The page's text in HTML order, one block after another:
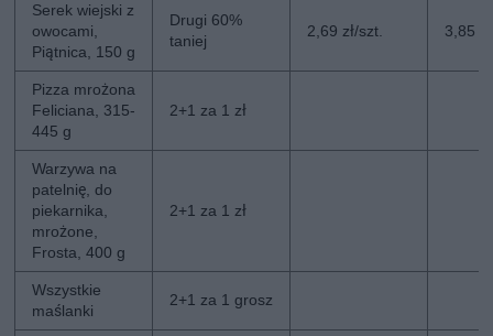
Serek wiejski z
owocami,
Piątnica, 150 g
Drugi 60%
taniej
2,69 zł/szt. 3,85
Pizza mrożona
Feliciana, 315-
445 g
2+1 za 1 zł
Warzywa na
patelnię, do
piekarnika,
mrożone,
Frosta, 400 g
2+1 za 1 zł
Wszystkie
maślanki
2+1 za 1 grosz